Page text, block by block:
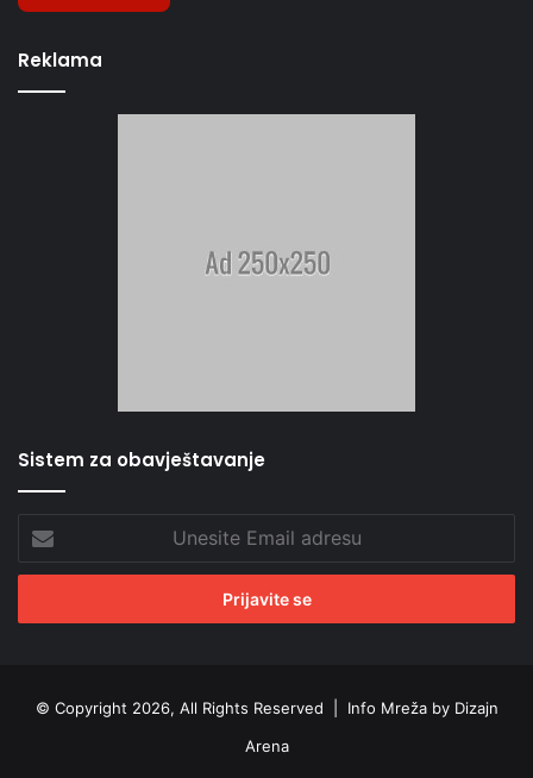
Reklama
Sistem za obavještavanje
Unesite
Email
adresu
© Copyright 2026, All Rights Reserved | Info Mreža by Dizajn
Arena